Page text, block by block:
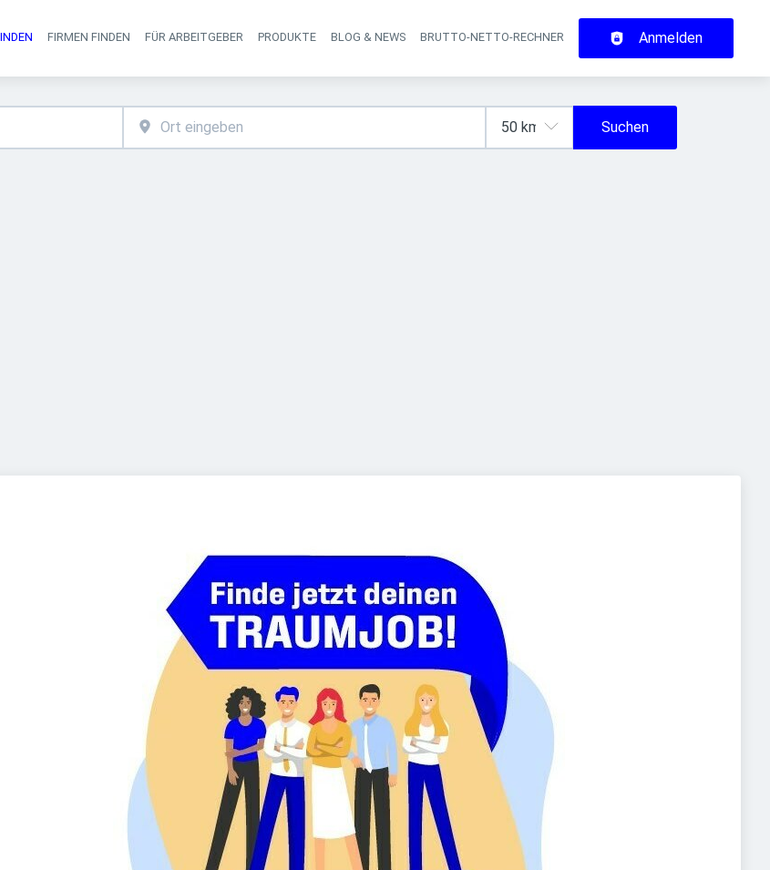
Haupt-Navigation
FIRMEN FINDEN FÜR ARBEITGEBER PRODUKTE BLOG & NEWS BRUTTO-NETTO-RECHNER Anmelden
Suchen